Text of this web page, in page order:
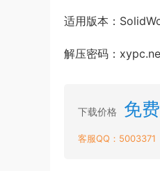
适用版本：
解压密码：
下载价格 免费
客服QQ：5003371